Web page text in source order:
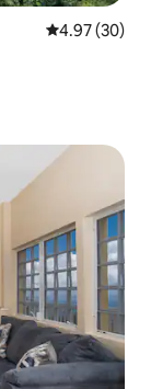
平均评分
4.97 (30)